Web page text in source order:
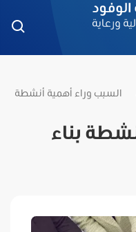
السبب وراء أهمية أنشطة
بناء